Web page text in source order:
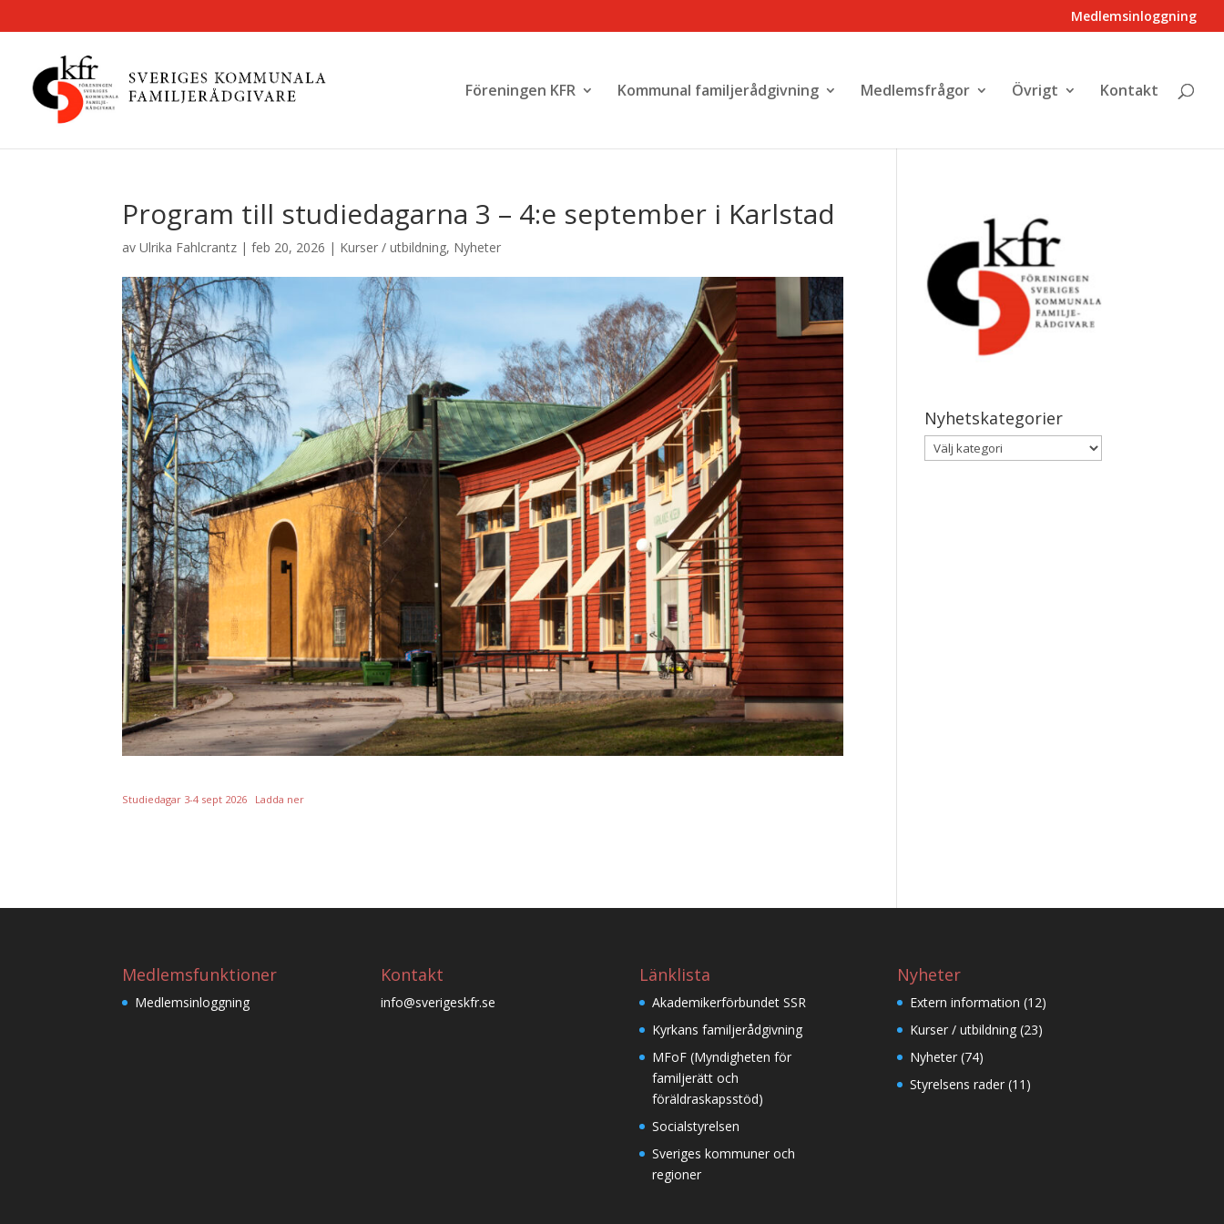
Medlemsinloggning
Föreningen KFR Kommunal familjerådgivning Medlemsfrågor Övrigt Kontakt
Program till studiedagarna 3 – 4:e september i Karlstad
avUlrika Fahlcrantz |feb 20, 2026 | Kurser / utbildning, Nyheter
Studiedagar 3-4 sept 2026 Ladda ner
Nyhetskategorier
Nyhetskategorier
Medlemsfunktioner
Medlemsinloggning
Kontakt
info@sverigeskfr.se
Länklista
Akademikerförbundet SSR
Kyrkans familjerådgivning
MFoF (Myndigheten för
familjerätt och
föräldraskapsstöd)
Socialstyrelsen
Sveriges kommuner och
regioner
Nyheter
Extern information (12)
Kurser / utbildning (23)
Nyheter (74)
Styrelsens rader (11)